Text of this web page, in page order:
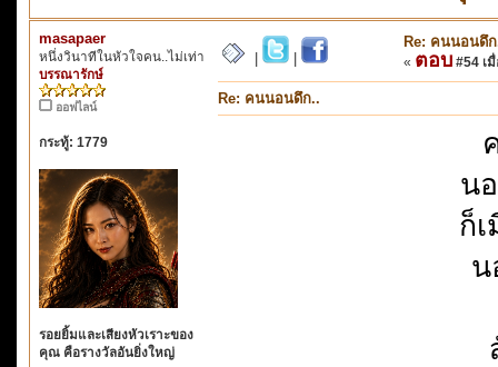
masapaer
หนึ่งวินาทีในหัวใจคน..ไม่เท่า
บรรณารักษ์
ออฟไลน์
กระทู้: 1779
รอยยิ้มและเสียงหัวเราะของ
คุณ คือรางวัลอันยิ่งใหญ่
Re: คนนอนดึ
« ตอบ #54 เ
Re: คนนอนดึก..
น
ก็
น